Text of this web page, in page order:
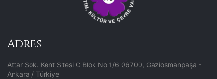
Adres
Attar Sok. Kent Sitesi C Blok No 1/6 06700, Gaziosmanpaşa -
Ankara / Türkiye